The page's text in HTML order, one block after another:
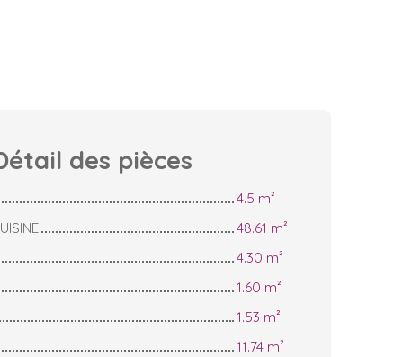
des pièces
4.5 m²
48.61 m²
4.30 m²
1.60 m²
1.53 m²
11.74 m²